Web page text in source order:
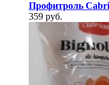
Профитроль
359 руб.